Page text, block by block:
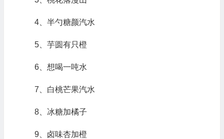
4、半勺糖颜汽水
5、芋圆有只橙
6、想喝一吨水
7、白桃芒果汽水
8、冰糖加橘子
9、卤味杏加橙